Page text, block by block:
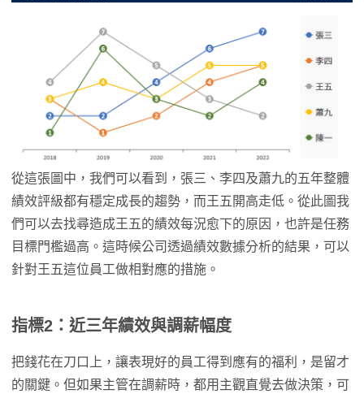
從這張圖中，我們可以看到，張三、李四及蕭九的五年整體
績效評級都有穩定成長的趨勢，而王五開高走低。從此圖我
們可以去找尋造成王五的績效每況愈下的原因，也許是任務
目標門檻過高。這時候公司透過績效數據分析的結果，可以
針對王五這位員工做相對應的措施。
指標2：近三年績效與調薪幅度
把錢花在刀口上，讓表現好的員工得到應有的福利，是留才
的關鍵。但如果主管在調薪時，都用主觀直覺去做決策，可